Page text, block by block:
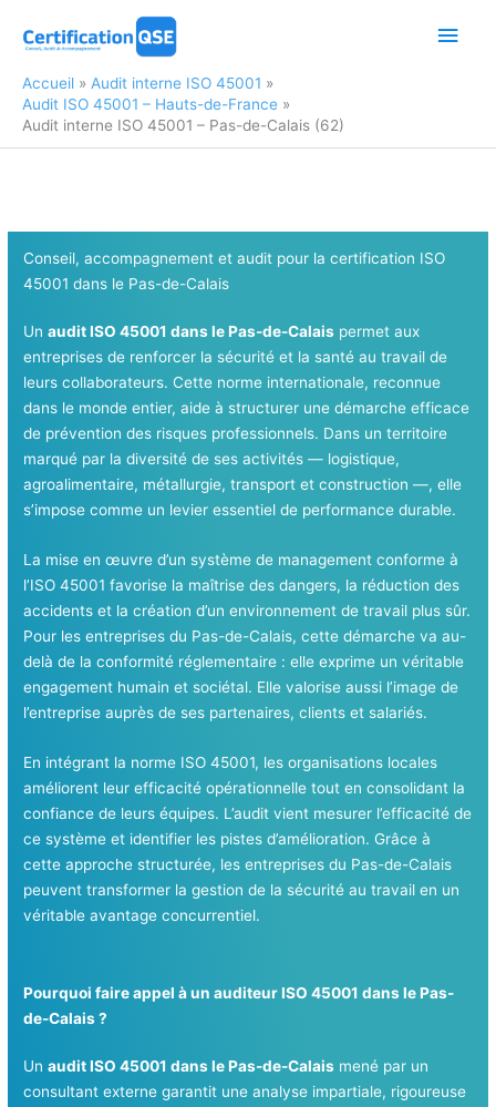
Accueil
Audit interne ISO 45001
Audit ISO 45001 – Hauts-de-France
Audit interne ISO 45001 – Pas-de-Calais (62)
Conseil, accompagnement et audit pour la certification ISO
45001 dans le Pas-de-Calais
Unaudit ISO 45001 dans le Pas-de-Calais permet aux
entreprises de renforcer la sécurité et la santé au travail de
leurs collaborateurs. Cette norme internationale, reconnue
dans le monde entier, aide à structurer une démarche efficace
de prévention des risques professionnels. Dans un territoire
marqué par la diversité de ses activités — logistique,
agroalimentaire, métallurgie, transport et construction —, elle
s’impose comme un levier essentiel de performance durable.
La mise en œuvre d’un système de management conforme à
l’ISO 45001 favorise la maîtrise des dangers, la réduction des
accidents et la création d’un environnement de travail plus sûr.
Pour les entreprises du Pas-de-Calais, cette démarche va au-
delà de la conformité réglementaire : elle exprime un véritable
engagement humain et sociétal. Elle valorise aussi l’image de
l’entreprise auprès de ses partenaires, clients et salariés.
En intégrant la norme ISO 45001, les organisations locales
améliorent leur efficacité opérationnelle tout en consolidant la
confiance de leurs équipes. L’audit vient mesurer l’efficacité de
ce système et identifier les pistes d’amélioration. Grâce à
cette approche structurée, les entreprises du Pas-de-Calais
peuvent transformer la gestion de la sécurité au travail en un
véritable avantage concurrentiel.
Pourquoi faire appel à un auditeur ISO 45001 dans le Pas-
de-Calais ?
Unaudit ISO 45001 dans le Pas-de-Calais mené par un
consultant externe garantit une analyse impartiale, rigoureuse